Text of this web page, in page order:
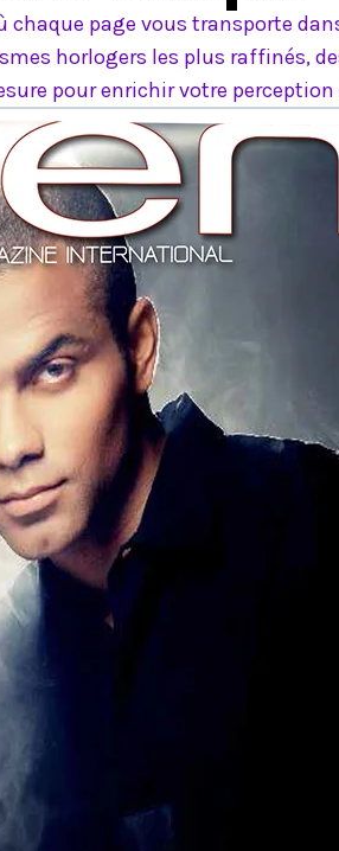
chaque page vous transporte
horlogers les plus raffinés,
pour enrichir votre